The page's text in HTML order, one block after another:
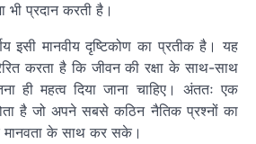
प्रदान करती है।
इसी मानवीय दृष्टिकोण का प्रतीक है। यह
करता है कि जीवन की रक्षा के साथ-साथ
ही महत्व दिया जाना चाहिए। अंततः एक
है जो अपने सबसे कठिन नैतिक प्रश्नों का
मानवता के साथ कर सके।